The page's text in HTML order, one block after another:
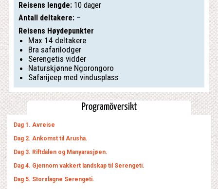
Reisens lengde: 10 dager
Antall deltakere: –
Reisens Høydepunkter
Max 14 deltakere
Bra safarilodger
Serengetis vidder
Naturskjønne Ngorongoro
Safarijeep med vindusplass
Programöversikt
Dag 1. Avreise
Dag 2. Ankomst til Arusha.
Dag 3. Riftdalen og Manyarasjøen.
Dag 4. Gjennom vakkert landskap til Serengeti.
Dag 5. Storslagne Serengeti.